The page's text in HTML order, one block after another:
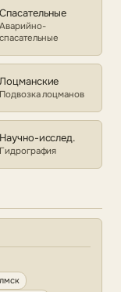
Спасательные
Аварийно-
спасательные
Лоцманские
Подвозка лоцманов
Научно-исслед.
Гидрография